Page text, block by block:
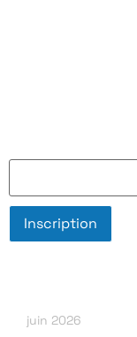
juin 2026